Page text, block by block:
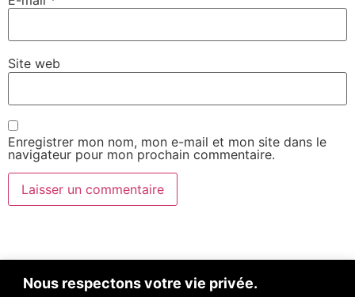
Nous respectons votre vie privée.
Site web
Enregistrer mon nom, mon e-mail et mon site dans le
navigateur pour mon prochain commentaire.